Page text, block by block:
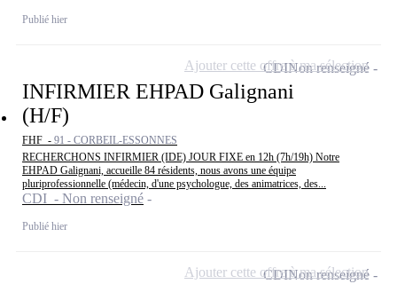
Publié hier
INFIRMIER EHPAD Galignani
(H/F)
FHF - 91 - CORBEIL-ESSONNES
RECHERCHONS INFIRMIER (IDE) JOUR FIXE en 12h (7h/19h) Notre
EHPAD Galignani, accueille 84 résidents, nous avons une équipe
pluriprofessionnelle (médecin, d'une psychologue, des animatrices, des...
CDI - Non renseigné
Publié hier
CDINon renseigné
Ajouter cette offre à ma sélection
CDINon renseigné
Ajouter cette offre à ma sélection